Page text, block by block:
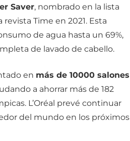
Saver, nombrado en la lista
Time en 2021. Esta
de agua hasta un 69%,
de lavado de cabello.
en más de 10000 salones
a ahorrar más de 182
L’Oréal prevé continuar
del mundo en los próximos